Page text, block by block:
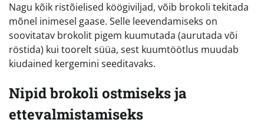
Nagu kõik ristõielised köögiviljad, võib brokoli tekitada
mõnel inimesel gaase. Selle leevendamiseks on
soovitatav brokolit pigem kuumutada (aurutada või
röstida) kui toorelt süüa, sest kuumtöötlus muudab
kiudained kergemini seeditavaks.
Nipid brokoli ostmiseks ja
ettevalmistamiseks